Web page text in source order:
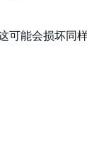
可能会损坏同